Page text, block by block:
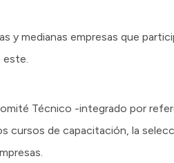
y medianas empresas que
Técnico -integrado por
cursos de capacitación, la